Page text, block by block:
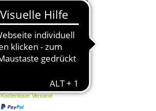
mamazone MAG - Dezember
2020 Die Teamplayer des
Immunsystems
Kostenloser Versand